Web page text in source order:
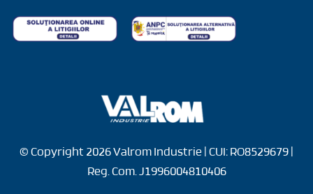
© Copyright 2026 Valrom Industrie | CUI: RO8529679 |
Reg. Com. J1996004810406